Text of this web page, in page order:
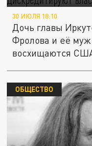
30 ИЮЛЯ 18:10
Дочь главы
Фролова и её муж
восхищаются США
ОБЩЕСТВО